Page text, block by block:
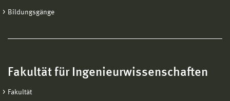
Bildungsgänge
Fakultät für Ingenieurwissenschaften
Fakultät